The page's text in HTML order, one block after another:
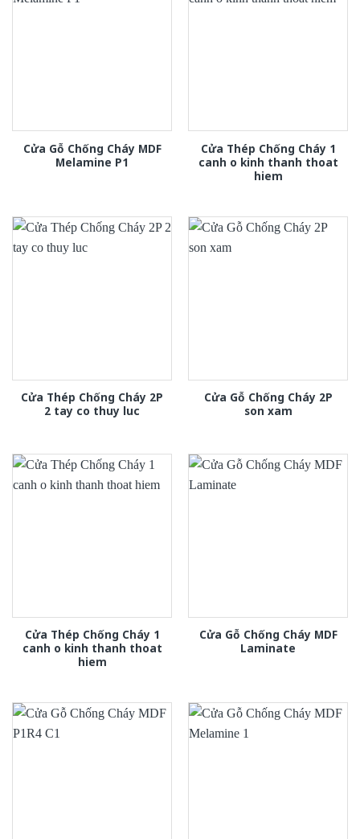
Cửa Gỗ Chống Cháy MDF
Melamine P1
Cửa Thép Chống Cháy 1
canh o kinh thanh thoat
hiem
Cửa Thép Chống Cháy 2P
2 tay co thuy luc
Cửa Gỗ Chống Cháy 2P
son xam
Cửa Thép Chống Cháy 1
canh o kinh thanh thoat
hiem
Cửa Gỗ Chống Cháy MDF
Laminate